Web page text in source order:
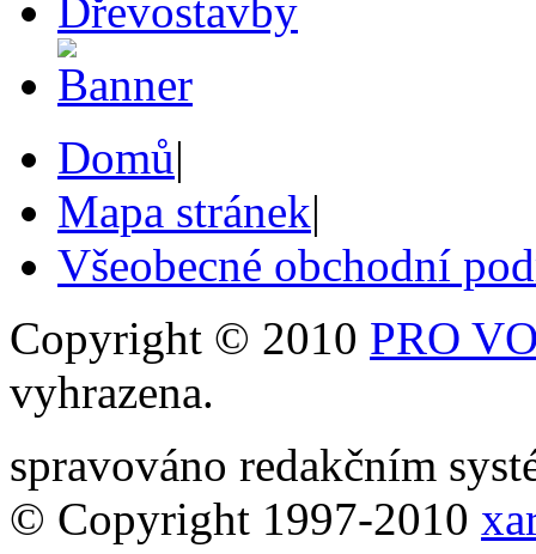
Domů|
Mapa stránek|
Všeobecné obchodní
Copyright © 2010 PRO
vyhrazena.
spravováno redakčním
© Copyright 1997-2010